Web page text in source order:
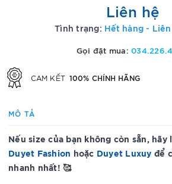
Liên hệ
Tình trạng: Hết hàng -
Gọi đặt mua:
CAM KẾT 100% CHÍNH HÃNG
MÔ TẢ
Nếu size của bạn không còn sẵn, hãy
Duyet Fashion hoặc Duyet Luxuy để
nhanh nhất! 🥰